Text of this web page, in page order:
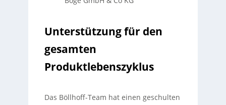
Unterstützung für den
gesamten
Produktlebenszyklus
Das Böllhoff-Team hat einen geschulten